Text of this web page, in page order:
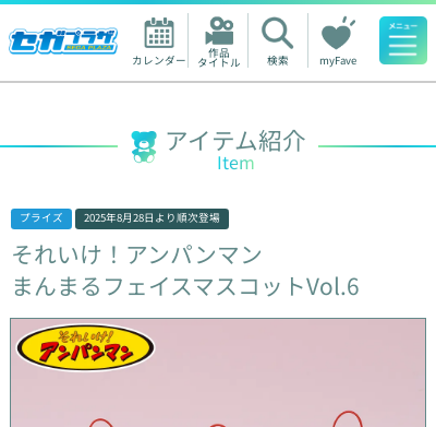
カレンダー 作品
タイトル 検索 myFave
人気ワード
アイテム紹介
Item
プライズ 2025年8月28日 より順次登場
それいけ！アンパンマン
まんまるフェイスマスコットVol.6